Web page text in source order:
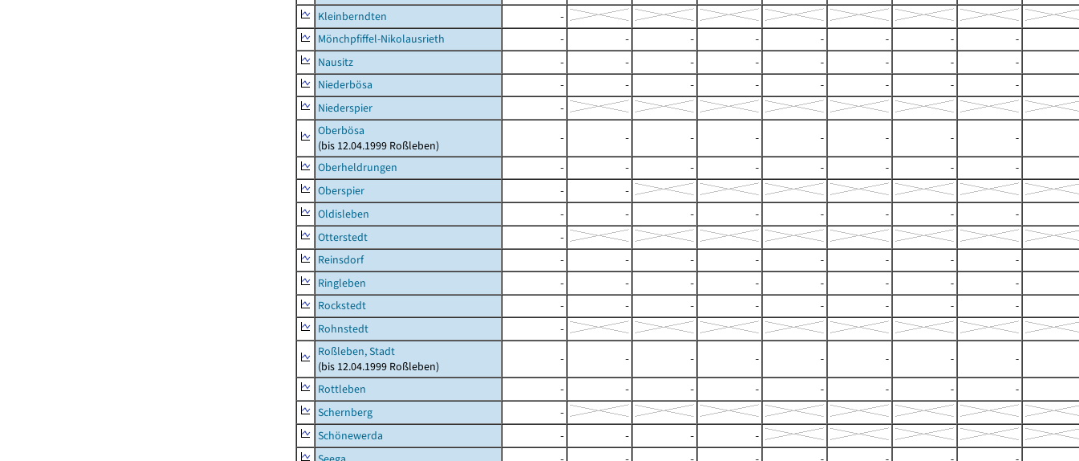
Kleinberndten
-
Mönchpfiffel-Nikolausrieth
- - - - - - -
-
Nausitz
- - - - - - -
-
Niederbösa
- - - - - - -
-
Niederspier
-
Oberbösa
(bis 12.04.1999 Roßleben)
- - - - - - -
-
Oberheldrungen
- - - - - - -
-
Oberspier
-
-
Oldisleben
- - - - - - -
-
Otterstedt
-
Reinsdorf
- - - - - - -
-
Ringleben
- - - - - - -
-
Rockstedt
- - - - - - -
-
Rohnstedt
-
Roßleben, Stadt
(bis 12.04.1999 Roßleben)
- - - - - - -
-
Rottleben
- - - - - - -
-
Schernberg
-
Schönewerda
- - -
-